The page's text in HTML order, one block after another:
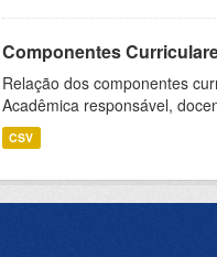
Componentes
Relação dos componentes
Acadêmica responsável,
CSV